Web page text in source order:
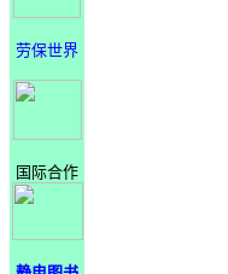
劳保世界
国际合作